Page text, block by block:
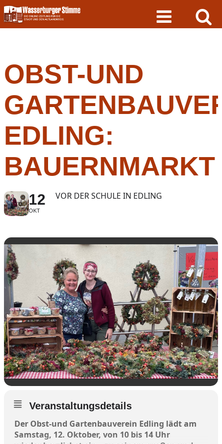
Skip
to
content
OBST-UND
EDLING:
BAUERNMARKT
12
OKT
VOR DER SCHULE IN EDLING
Veranstaltungsdetails
Der Obst-und Gartenbauverein Edling lädt am
Samstag, 12. Oktober, von 10 bis 14 Uhr